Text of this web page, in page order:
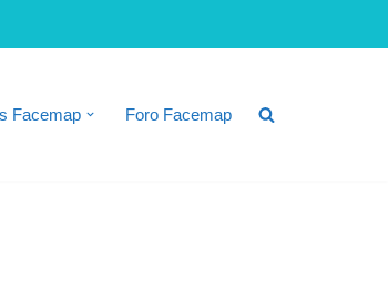
Facemap Foro Facemap